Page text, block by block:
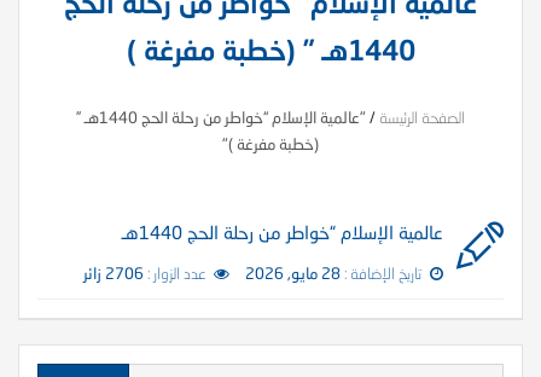
1440هـ ” (خطبة مفرغة )
الصفحة الرئيسة /
"عالمية الإسلام “خواطر من رحلة الحج 1440هـ ”
(خطبة مفرغة )"
عالمية الإسلام “خواطر من رحلة الحج 1440هـ
تاريخ الإضافة :28 مايو, 2026 عدد الزوار : 2706 زائر